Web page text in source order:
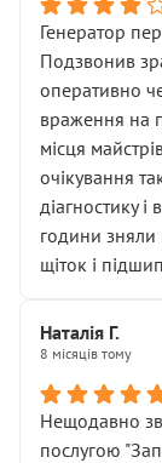
Генератор
Подзвонив
оперативно
враження на
місця
очікування
діагностику
години зняли
щіток і
Наталія Г.
8 місяців тому
Нещодавно
послугою